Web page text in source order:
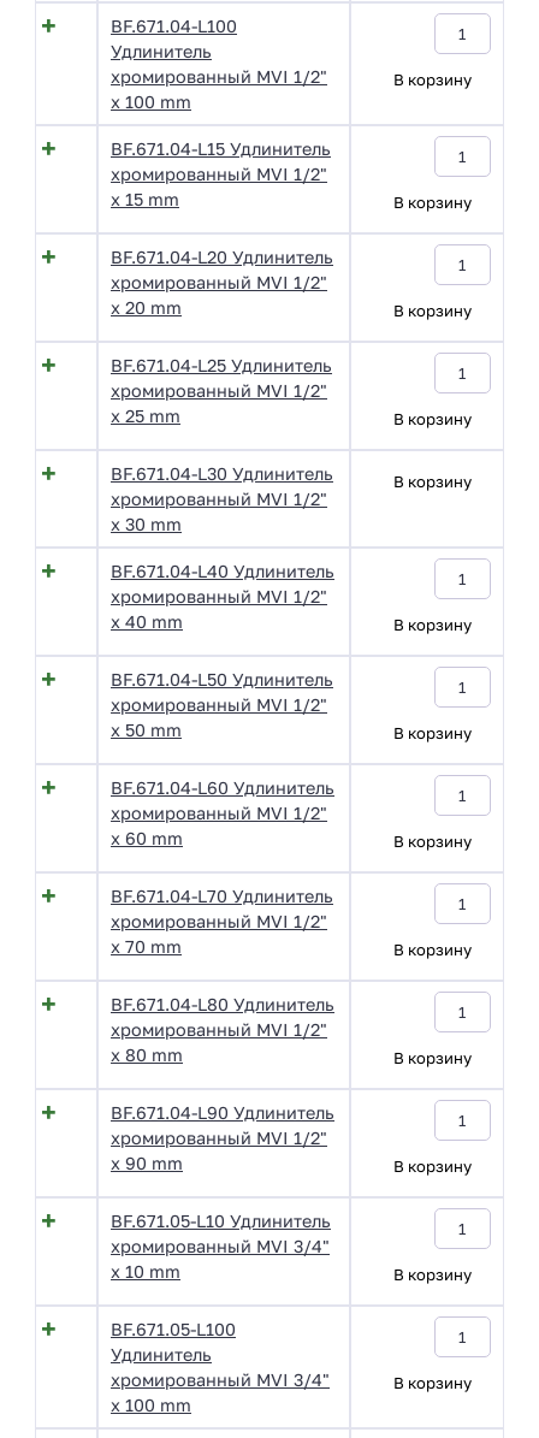
BF.671.04-L100
Удлинитель
хромированный MVI 1/2"
x 100 mm
В корзину
BF.671.04-L15 Удлинитель
хромированный MVI 1/2"
x 15 mm
В корзину
BF.671.04-L20 Удлинитель
хромированный MVI 1/2"
x 20 mm
В корзину
BF.671.04-L25 Удлинитель
хромированный MVI 1/2"
x 25 mm
В корзину
BF.671.04-L30 Удлинитель
хромированный MVI 1/2"
x 30 mm
В корзину
BF.671.04-L40 Удлинитель
хромированный MVI 1/2"
x 40 mm
В корзину
BF.671.04-L50 Удлинитель
хромированный MVI 1/2"
x 50 mm
В корзину
BF.671.04-L60 Удлинитель
хромированный MVI 1/2"
x 60 mm
В корзину
BF.671.04-L70 Удлинитель
хромированный MVI 1/2"
x 70 mm
В корзину
BF.671.04-L80 Удлинитель
хромированный MVI 1/2"
x 80 mm
В корзину
BF.671.04-L90 Удлинитель
хромированный MVI 1/2"
x 90 mm
В корзину
BF.671.05-L10 Удлинитель
хромированный MVI 3/4"
x 10 mm
В корзину
BF.671.05-L100
Удлинитель
хромированный MVI 3/4"
x 100 mm
В корзину